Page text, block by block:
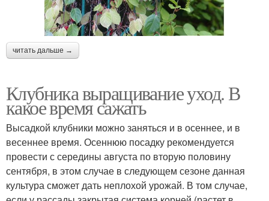
читать дальше →
Клубника выращивание уход. В
какое время сажать
Высадкой клубники можно заняться и в осеннее, и в
весеннее время. Осеннюю посадку рекомендуется
провести с середины августа по вторую половину
сентября, в этом случае в следующем сезоне данная
культура сможет дать неплохой урожай. В том случае,